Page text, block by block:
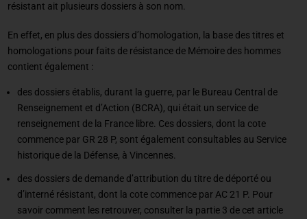
résistant ait plusieurs dossiers à son nom.
En effet, en plus des dossiers d’homologation, la base des titres et
homologations pour faits de résistance de Mémoire des hommes
contient également :
des dossiers établis, durant la guerre, par le Bureau Central de
Renseignement et d’Action (BCRA), qui était un service de
renseignement de la France libre. Ces dossiers, dont la cote
commence par GR 28 P, sont également consultables au Service
historique de la Défense, à Vincennes.
des dossiers de demande d’attribution du titre de déporté ou
d’interné résistant, dont la cote commence par AC 21 P. Pour
savoir comment les retrouver, consulter la partie 3 de cet article